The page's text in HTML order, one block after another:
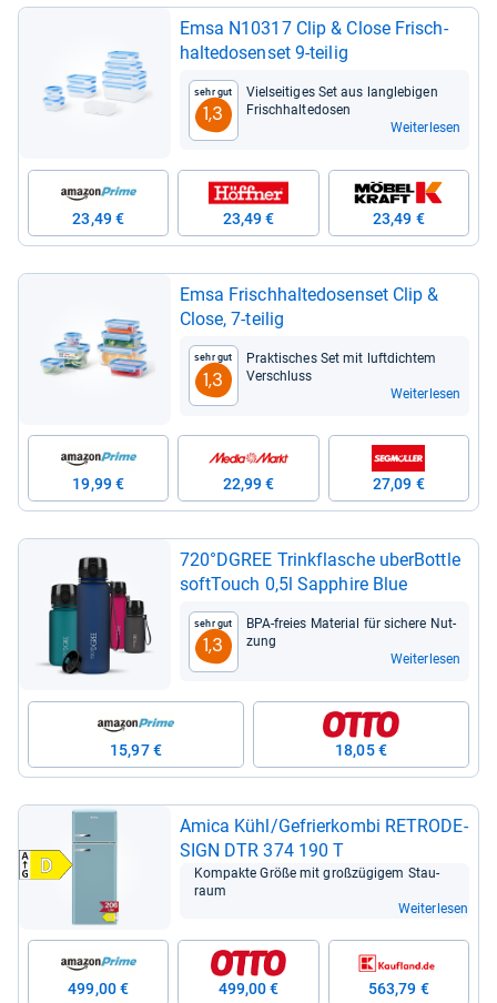
Emsa N10317 Clip & Close Frisch­
hal­te­do­sen­set 9-​tei­lig
Sehr gut
1,3
Viel­sei­ti­ges Set aus lang­le­bi­gen
Frisch­hal­te­do­sen
Weiterlesen
23,49 € 23,49 € 23,49 €
Emsa Frisch­hal­te­do­sen­set Clip &
Close, 7-​tei­lig
Sehr gut
1,3
Prak­ti­sches Set mit luft­dich­tem
Ver­schluss
Weiterlesen
19,99 € 22,99 € 27,09 €
720°DGREE Trink­fla­sche uber­Bottle
soft­Touch 0,5l Sap­phire Blue
Sehr gut
1,3
BPA-​freies Mate­rial für sichere Nut­
zung
Weiterlesen
15,97 € 18,05 €
Amica Kühl/Gefrier­kombi RETRO­DE­
SIGN DTR 374 190 T
Kom­pakte Größe mit groß­zü­gi­gem Stau­
raum
Weiterlesen
499,00 € 499,00 € 563,79 €